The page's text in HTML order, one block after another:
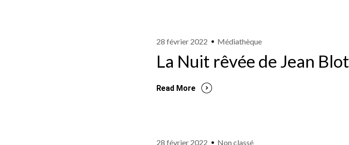
28 février 2022 Médiathèque
La Nuit rêvée de Jean Blot
Read More
28 février 2022 Non classé